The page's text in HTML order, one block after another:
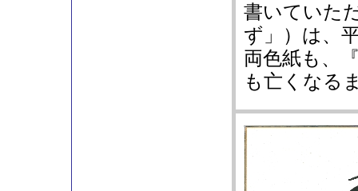
書いていた
ず」）は、
両色紙も、
も亡くなる